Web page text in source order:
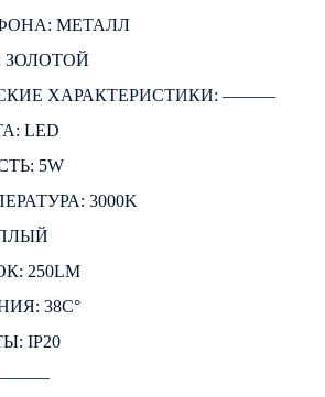
МЕТАЛЛ
ХАРАКТЕРИСТИКИ: ―――
LED
5W
3000K
250LM
38C°
IP20
―――